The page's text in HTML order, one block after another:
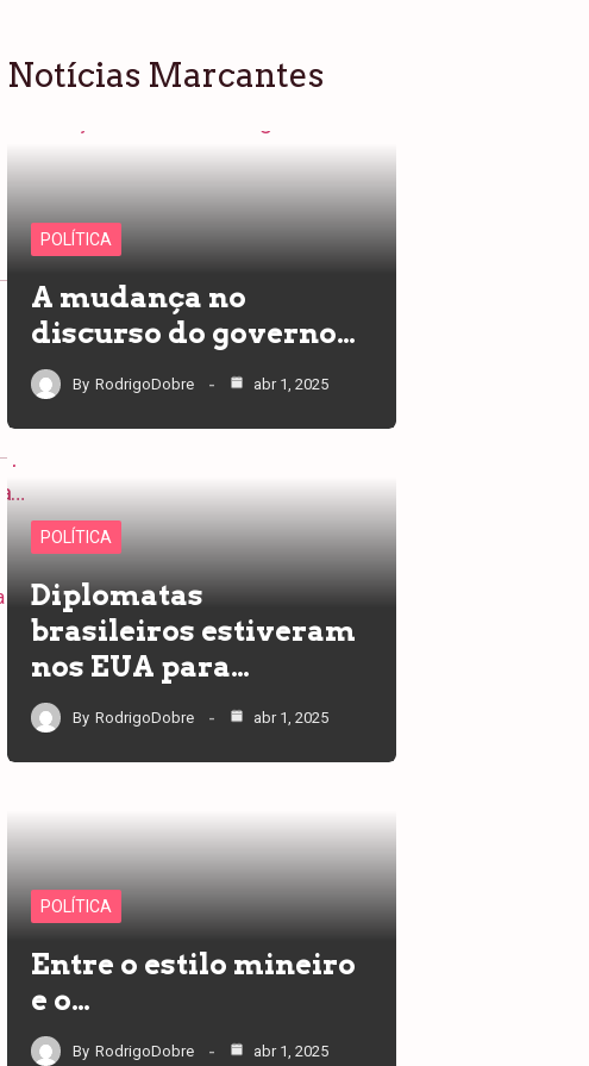
Notícias Marcantes
POLÍTICA
A mudança no
discurso do governo…
By RodrigoDobre abr 1, 2025
POLÍTICA
Diplomatas
brasileiros estiveram
nos EUA para…
By RodrigoDobre abr 1, 2025
POLÍTICA
Entre o estilo mineiro
e o…
By RodrigoDobre abr 1, 2025